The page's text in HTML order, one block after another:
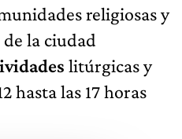
religiosas y
la ciudad
litúrgicas y
hasta las 17 horas